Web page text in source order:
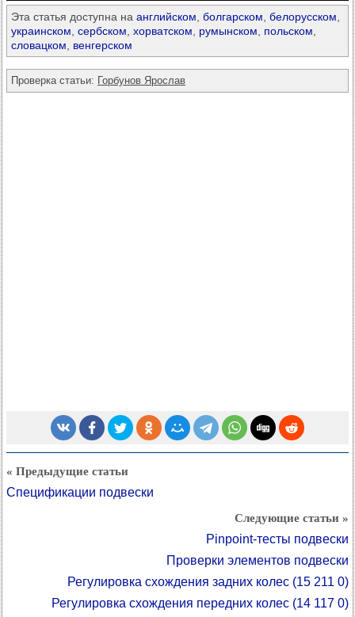
Эта статья доступна на английском болгарском белорусском
украинском сербском хорватском румынском польском
словацком
венгерском
Проверка статьи: Горбунов Ярослав
« Предыдущие статьи
Спецификации подвески
Следующие статьи »
Pinpoint-тесты подвески
Проверки элементов подвески
Регулировка схождения задних колес (15 211 0)
Регулировка схождения передних колес (14 117 0)